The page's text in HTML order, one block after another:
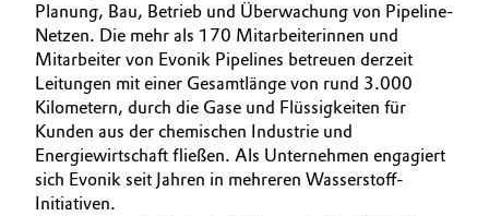
Planung, Bau, Betrieb und Überwachung von Pipeline-
Netzen. Die mehr als 170 Mitarbeiterinnen und
Mitarbeiter von Evonik Pipelines betreuen derzeit
Leitungen mit einer Gesamtlänge von rund 3.000
Kilometern, durch die Gase und Flüssigkeiten für
Kunden aus der chemischen Industrie und
Energiewirtschaft fließen. Als Unternehmen engagiert
sich Evonik seit Jahren in mehreren Wasserstoff-
Initiativen.